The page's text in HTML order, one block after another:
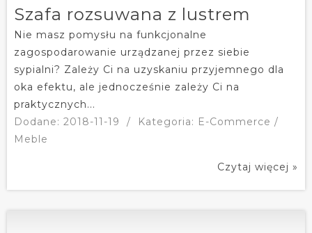
Szafa rozsuwana z lustrem
Nie masz pomysłu na funkcjonalne
zagospodarowanie urządzanej przez siebie
sypialni? Zależy Ci na uzyskaniu przyjemnego dla
oka efektu, ale jednocześnie zależy Ci na
praktycznych...
Dodane: 2018-11-19
/
Kategoria: E-Commerce /
Meble
Czytaj więcej »